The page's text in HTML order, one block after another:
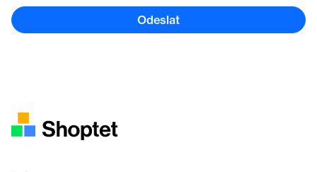
Odeslat